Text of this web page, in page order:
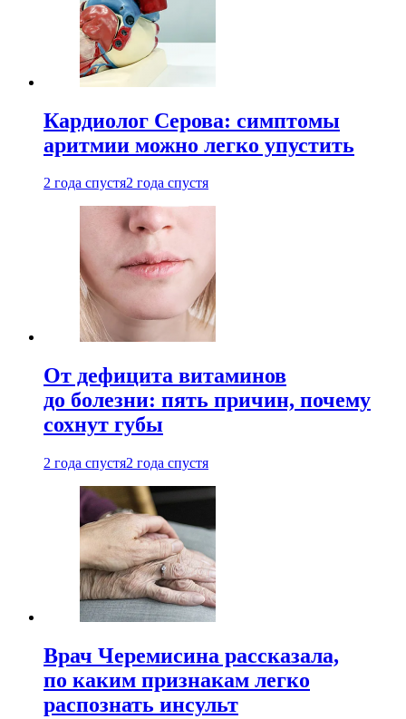
Кардиолог Серова: симптомы
аритмии можно легко упустить
2 года спустя2 года спустя
От дефицита витаминов
до болезни: пять причин, почему
сохнут губы
2 года спустя2 года спустя
Врач Черемисина рассказала,
по каким признакам легко
распознать инсульт